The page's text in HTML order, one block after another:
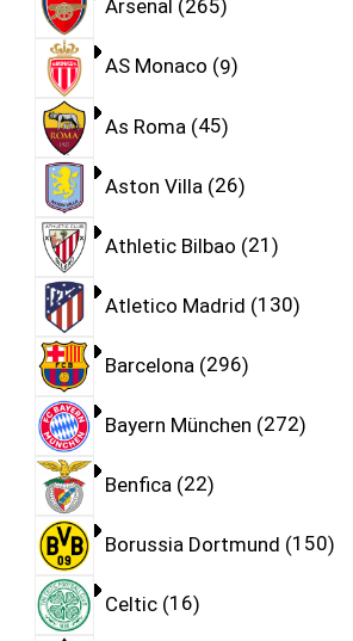
Arsenal 265
AS Monaco 9
As Roma 45
Aston Villa 26
Athletic Bilbao 21
Atletico Madrid 130
Barcelona 296
Bayern München 272
Benfica 22
Borussia Dortmund 150
Celtic 16